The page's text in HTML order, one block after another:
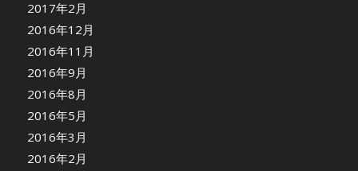
2017年2月
2016年12月
2016年11月
2016年9月
2016年8月
2016年5月
2016年3月
2016年2月